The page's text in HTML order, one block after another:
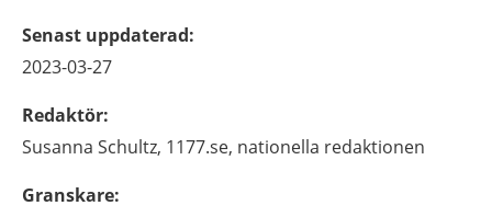
Senast uppdaterad:
2023-03-27
Redaktör:
Susanna Schultz, 1177.se, nationella redaktionen
Granskare: